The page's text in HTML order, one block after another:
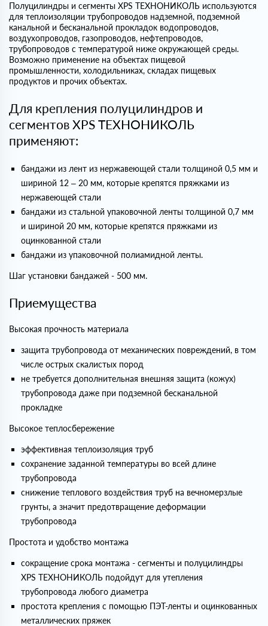
Полуцилиндры и сегменты XPS ТЕХНОНИКОЛЬ используются
для теплоизоляции трубопроводов надземной, подземной
канальной и бесканальной прокладок водопроводов,
воздухопроводов, газопроводов, нефтепроводов,
трубопроводов с температурой ниже окружающей среды.
Возможно применение на объектах пищевой
промышленности, холодильниках, складах пищевых
продуктов и прочих объектах.
Для крепления полуцилиндров и
сегментов XPS ТЕХНОНИКОЛЬ
применяют:
бандажи из лент из нержавеющей стали толщиной 0,5 мм и
шириной 12 – 20 мм, которые крепятся пряжками из
нержавеющей стали
бандажи из стальной упаковочной ленты толщиной 0,7 мм
и шириной 20 мм, которые крепятся пряжками из
оцинкованной стали
бандажи из упаковочной полиамидной ленты.
Шаг установки бандажей - 500 мм.
Приемущества
Высокая прочность материала
защита трубопровода от механических повреждений, в том
числе острых скалистых пород
не требуется дополнительная внешняя защита (кожух)
трубопровода даже при подземной бесканальной
прокладке
Высокое теплосбережение
эффективная теплоизоляция труб
сохранение заданной температуры во всей длине
трубопровода
снижение теплового воздействия труб на вечномерзлые
грунты, а значит предотвращение деформации
трубопровода
Простота и удобство монтажа
сокращение срока монтажа - сегменты и полуцилиндры
XPS ТЕХНОНИКОЛЬ подойдут для утепления
трубопровода любого диаметра
простота крепления с помощью ПЭТ-ленты и оцинкованных
металлических пряжек